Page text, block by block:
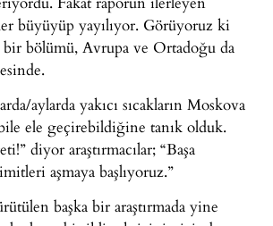
büyüyüp yayılıyor. Görüyoruz ki
bölümü, Avrupa ve Ortadoğu da
aylarda yakıcı sıcakların Moskova
ele geçirebildiğine tanık olduk.
diyor araştırmacılar; “Başa
aşmaya başlıyoruz.”
başka bir araştırmada yine